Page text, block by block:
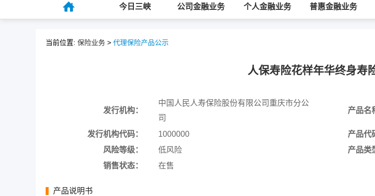
今日三峡 公司金融业务 个人金融业务 普惠金融业务
当前位置: 保险业务 > 代理保险产品公示
人保寿险花样年华终身寿
发行机构：
中国人民人寿保险股份有限公司重庆市分公
司
产品名
发行机构代码： 1000000 产品代
风险等级：
低风险 产品类
销售状态：
在售
产品说明书